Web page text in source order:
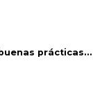
prácticas...